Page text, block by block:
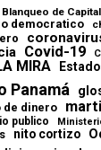
Blanqueo de
democratico
Covid-19
MIRA
Panamá
de dinero
publico
nito cortizo